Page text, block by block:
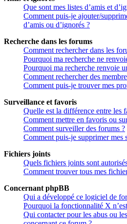
Que sont mes listes d’amis et
Comment puis-je ajouter/
d’amis ou d’ignorés ?
Recherche dans les forums
Comment rechercher dans les
Pourquoi ma recherche ne
Pourquoi ma recherche renvoie
Comment rechercher des
Comment puis-je trouver mes
Surveillance et favoris
Quelle est la différence entre les
Comment mettre en favoris ou
Comment surveiller des forums ?
Comment puis-je supprimer mes
Fichiers joints
Quels fichiers joints sont
Comment trouver tous mes
Concernant phpBB
Qui a développé ce logiciel de
Pourquoi la fonctionnalité X
Qui contacter pour les abus ou